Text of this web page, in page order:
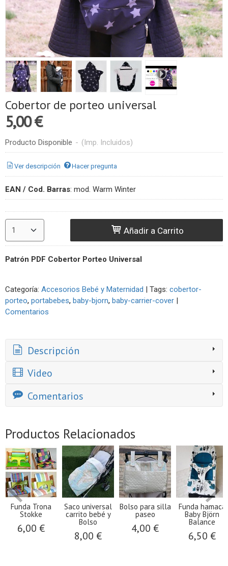
Cobertor de porteo universal
5,00 €
Producto Disponible - (Imp. Incluidos)
Ver descripción Hacer pregunta
EAN / Cod. Barras: mod. Warm Winter
Añadir a Carrito
Patrón PDF Cobertor Porteo Universal
Categoría: Accesorios Bebé y Maternidad | Tags: cobertor-
porteo portabebes baby-bjorn baby-carrier-cover |
Comentarios
Descripción
Video
Comentarios
Productos Relacionados
Funda Trona
Stokke
6,00 €
Saco universal
carrito bebé y
Bolso
8,00 €
Bolso para silla
paseo
4,00 €
Funda hamaca
Baby Björn
Balance
6,50 €